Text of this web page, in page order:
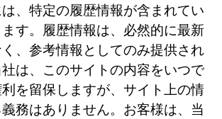
、特定の履歴情報が含まれてい
す。履歴情報は、必然的に最新
、参考情報としてのみ提供され
は、このサイトの内容をいつで
を留保しますが、サイト上の情
務はありません。お客様は、当